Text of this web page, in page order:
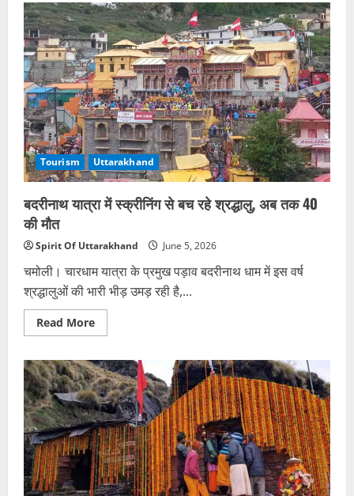
धाम
में
उमड़ा
आस्था
का
सैलाब,
25
हजार
से
अधिक
भक्तों
ने
किए
दर्शन
Tourism Uttarakhand
बदरीनाथ यात्रा में स्क्रीनिंग से बच रहे श्रद्धालु, अब तक 40
की मौत
Spirit Of Uttarakhand June 5, 2026
चमोली। चारधाम यात्रा के प्रमुख पड़ाव बदरीनाथ धाम में इस वर्ष
श्रद्धालुओं की भारी भीड़ उमड़ रही है,...
Read MoreRead
more
यात्रा
में
स्क्रीनिंग
से
बच
रहे
श्रद्धालु,
अब
तक
40
की
मौत